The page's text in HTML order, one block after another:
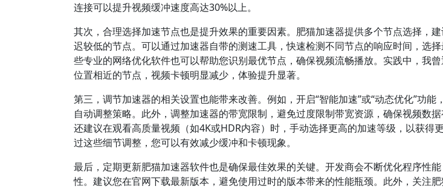
连接可以提升视频缓冲速度高达30%以上。
其次，合理选择加速节点也是提升效果的重要因素。肥猫加速器提供多个节点选择，
迟较低的节点。可以通过加速器自带的测速工具，快速检测不同节点的响应时间，选
些专业的网络优化软件也可以帮助您识别最优节点，确保视频流畅播放。实践中，我
位置相近的节点，视频卡顿明显减少，体验提升显著。
第三，调节加速器的相关设置也能带来改善。例如，开启“智能加速”或“动态优化”功
自动调整策略。此外，调整加速器的带宽限制，避免过度限制带宽资源，确保视频数
还建议在观看高质量视频（如4K或HDR内容）时，手动选择更高的加速等级，以获得
过这些细节调整，您可以有效减少缓冲和卡顿现象。
最后，定期更新肥猫加速器软件也是确保最佳效果的关键。开发商会不断优化程序性
性。建议您在官网下载最新版本，避免使用过时的版本带来的性能瓶颈。此外，关注